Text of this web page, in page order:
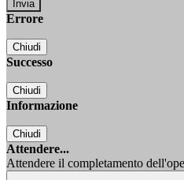
Errore
Chiudi
Successo
Chiudi
Informazione
Chiudi
Attendere...
Attendere il completamento